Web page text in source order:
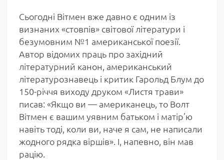
Сьогодні Вітмен вже давно є одним із
визнаних «стовпів» світової літератури і
безумовним №1 американської поезії.
Автор відомих праць про західний
літературний канон, американський
літературознавець і критик Гарольд Блум до
150-річчя виходу друком «Листя трави»
писав: «Якщо ви — американець, то Волт
Вітмен є вашим уявним батьком і матір’ю
навіть тоді, коли ви, наче я сам, не написали
жодного рядка віршів». І, напевно, він мав
рацію.